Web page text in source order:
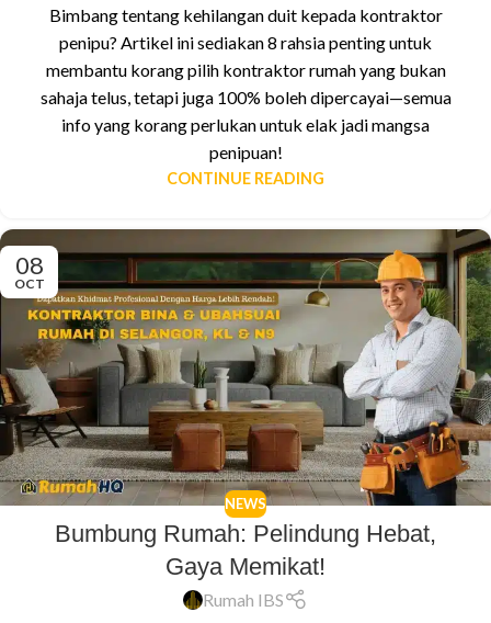
Bimbang tentang kehilangan duit kepada kontraktor
penipu? Artikel ini sediakan 8 rahsia penting untuk
membantu korang pilih kontraktor rumah yang bukan
sahaja telus, tetapi juga 100% boleh dipercayai—semua
info yang korang perlukan untuk elak jadi mangsa
penipuan!
CONTINUE READING
08
OCT
NEWS
Bumbung Rumah: Pelindung Hebat,
Gaya Memikat!
Rumah IBS